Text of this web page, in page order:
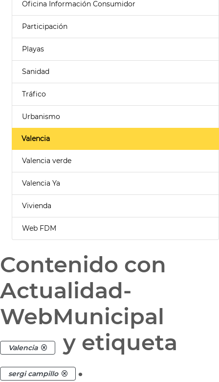
Oficina Información Consumidor
Participación
Playas
Sanidad
Tráfico
Urbanismo
Valencia
Valencia verde
Valencia Ya
Vivienda
Web FDM
Contenido con
Actualidad-
WebMunicipal
Valencia y etiqueta
sergi campillo .